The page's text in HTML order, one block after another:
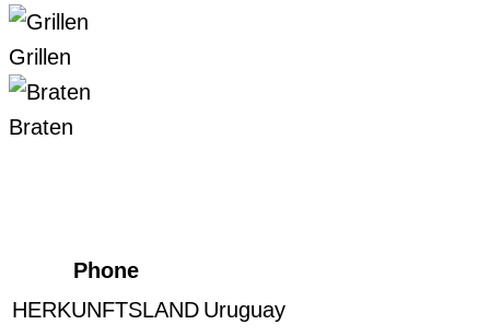
Grillen
Braten
Phone
HERKUNFTSLAND Uruguay